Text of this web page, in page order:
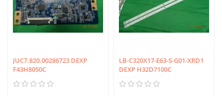
JUC7.820.00286723 DEXP
F43H8050C
LB-C320X17-E63-S-G01-XRD1
DEXP H32D7100C